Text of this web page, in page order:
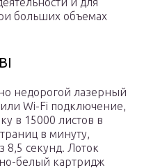
больших объемах
недорогой лазерный
Wi-Fi подключение,
в 15000 листов в
в минуту,
8,5 секунд. Лоток
белый картридж